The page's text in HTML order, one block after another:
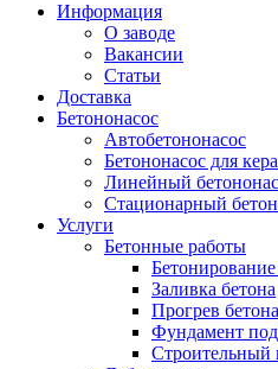
Информация
О заводе
Вакансии
Статьи
Доставка
Бетононасос
Автобетононасос
Бетононасос для
Линейный
Стационарный
Услуги
Бетонные работы
Заливка бетона
Прогрев бетона
Фундамент
Строительный